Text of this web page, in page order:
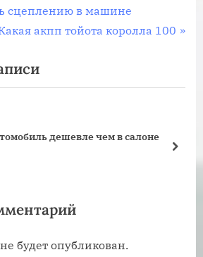
сцеплению в машине
п
акпп тойота королла 100
дешевле чем в салоне
будет опубликован.